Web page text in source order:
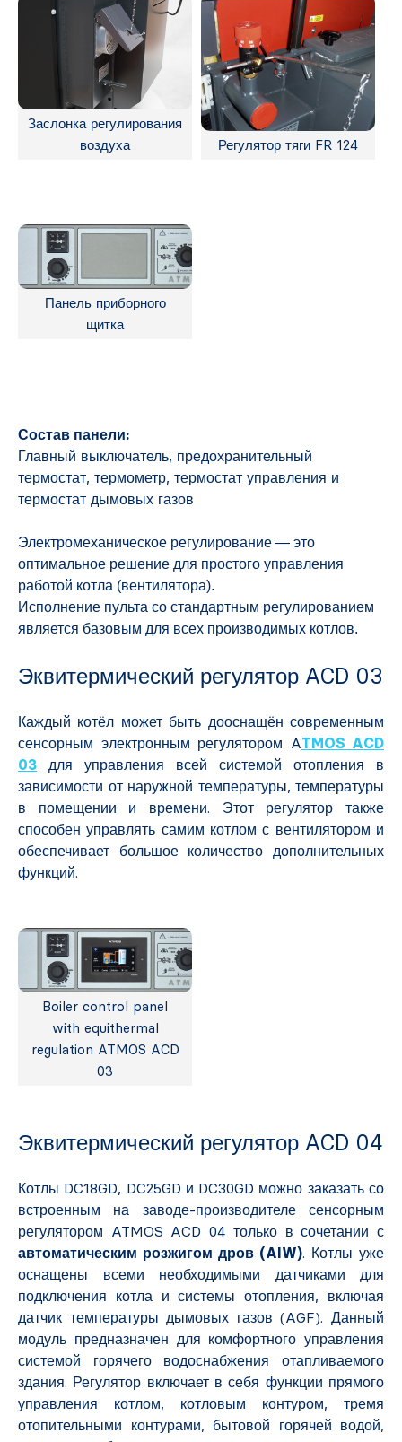
Заслонка регулирования
воздуха
Регулятор тяги FR 124
Панель приборного
щитка
Состав панели:
Главный выключатель, предохранительный
термостат, термометр, термостат управления и
термостат дымовых газов
Электромеханическое регулирование — это
оптимальное решение для простого управления
работой котла (вентилятора).
Исполнение пульта со стандартным регулированием
является базовым для всех производимых котлов.
Эквитермический регулятор ACD 03
Каждый котёл может быть дооснащён современным
сенсорным электронным регулятором ATMOS ACD
03 для управления всей системой отопления в
зависимости от наружной температуры, температуры
в помещении и времени. Этот регулятор также
способен управлять самим котлом с вентилятором и
обеспечивает большое количество дополнительных
функций.
Boiler control panel
with equithermal
regulation ATMOS ACD
03
Эквитермический регулятор ACD 04
Котлы DC18GD, DC25GD и DC30GD можно заказать со
встроенным на заводе-производителе сенсорным
регулятором ATMOS ACD 04 только в сочетании с
автоматическим розжигом дров (AIW). Котлы уже
оснащены всеми необходимыми датчиками для
подключения котла и системы отопления, включая
датчик температуры дымовых газов (AGF). Данный
модуль предназначен для комфортного управления
системой горячего водоснабжения отапливаемого
здания. Регулятор включает в себя функции прямого
управления котлом, котловым контуром, тремя
отопительными контурами, бытовой горячей водой,